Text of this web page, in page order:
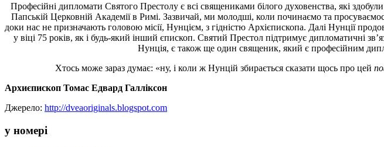
Професійні дипломати Святого Престолу є всі священиками білого духовенства, які
Папській Церковній Академії в Римі. Зазвичай, ми молодші, коли починаємо та
доки нас не призначають головою місії, Нунцієм, з гідністю Архієпископа. Далі Нунції
у віці 75 років, як і будь-який інший єпископ. Святий Престол підтримує дипломатичні
Нунція, є також ще один священик, який є професійним
Хтось може зараз думає: «ну, і коли ж Нунцій збирається сказати щось про цей
Архиєпископ Томас Едвард Галліксон
Джерело: http://dveaoriginals.blogspot.com
у номері